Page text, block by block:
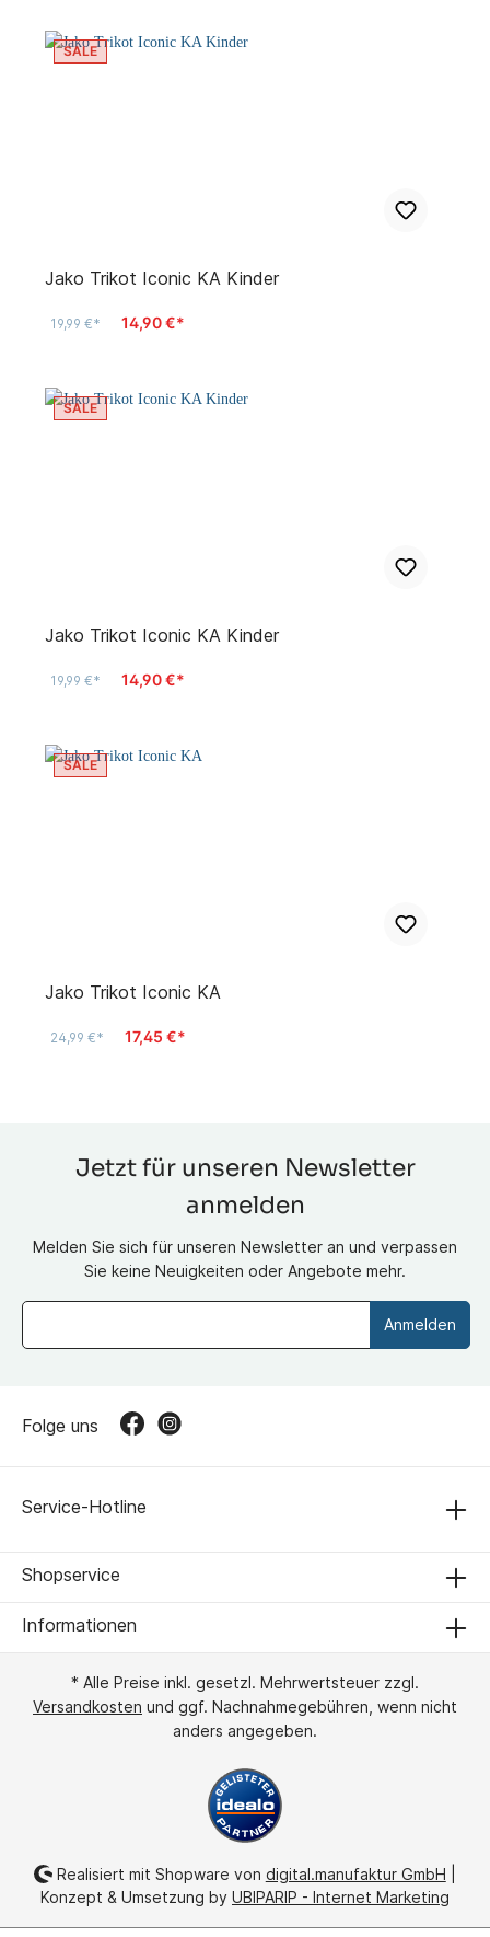
SALE
Jako Trikot Iconic KA Kinder
19,99 €* 14,90 €*
SALE
Jako Trikot Iconic KA Kinder
19,99 €* 14,90 €*
SALE
Jako Trikot Iconic KA
24,99 €* 17,45 €*
Jetzt für unseren Newsletter
anmelden
Melden Sie sich für unseren Newsletter an und verpassen
Sie keine Neuigkeiten oder Angebote mehr.
Anmelden
Service-Hotline
Folge uns
Shopservice
Informationen
* Alle Preise inkl. gesetzl. Mehrwertsteuer zzgl.
Versandkosten und ggf. Nachnahmegebühren, wenn nicht
anders angegeben.
Realisiert mit Shopware von digital.manufaktur GmbH
Konzept & Umsetzung by UBIPARIP - Internet Marketing